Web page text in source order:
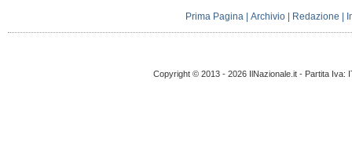
Prima Pagina |Archivio Redazione
Copyright © 2013 - 2026 IlNazionale.it - Partita Iva: